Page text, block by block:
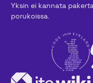
Yksin ei kannata
porukoissa.